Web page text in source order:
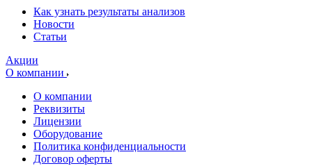
Как узнать результаты анализов
Новости
Статьи
Акции
О компании
О компании
Реквизиты
Лицензии
Оборудование
Политика конфиденциальности
Договор оферты